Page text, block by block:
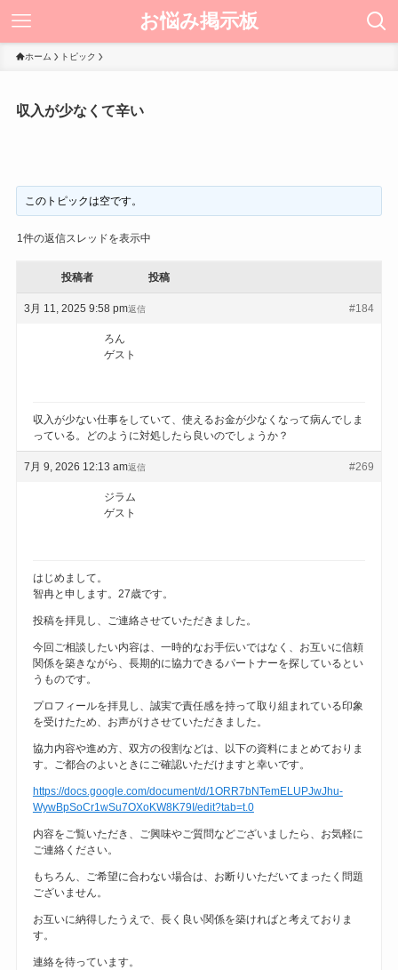
お悩み掲示板
ホーム トピック
収入が少なくて辛い
このトピックは空です。
1件の返信スレッドを表示中
投稿者 投稿
3月 11, 2025 9:58 pm #184
返信
ろん
ゲスト
収入が少ない仕事をしていて、使えるお金が少なくなって病んでしま
っている。どのように対処したら良いのでしょうか？
7月 9, 2026 12:13 am #269
返信
ジラム
ゲスト
はじめまして。
智冉と申します。27歳です。
投稿を拝見し、ご連絡させていただきました。
今回ご相談したい内容は、一時的なお手伝いではなく、お互いに信頼
関係を築きながら、長期的に協力できるパートナーを探しているとい
うものです。
プロフィールを拝見し、誠実で責任感を持って取り組まれている印象
を受けたため、お声がけさせていただきました。
協力内容や進め方、双方の役割などは、以下の資料にまとめておりま
す。ご都合のよいときにご確認いただけますと幸いです。
https://docs.google.com/document/d/1ORR7bNTemELUPJwJhu-
WywBpSoCr1wSu7OXoKW8K79I/edit?tab=t.0
内容をご覧いただき、ご興味やご質問などございましたら、お気軽に
ご連絡ください。
もちろん、ご希望に合わない場合は、お断りいただいてまったく問題
ございません。
お互いに納得したうえで、長く良い関係を築ければと考えておりま
す。
連絡を待っています。